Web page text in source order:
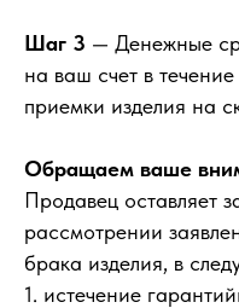
Шаг 3 — Денежные
на ваш счет в
приемки изделия на
Обращаем ваше
Продавец оставляет
рассмотрении
брака изделия, в
1. истечение